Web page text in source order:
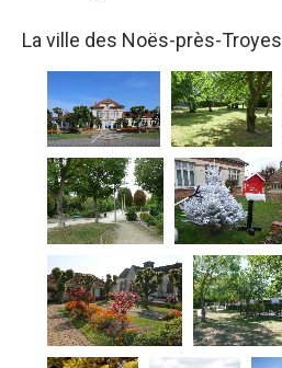
La ville des Noës-près-Troyes